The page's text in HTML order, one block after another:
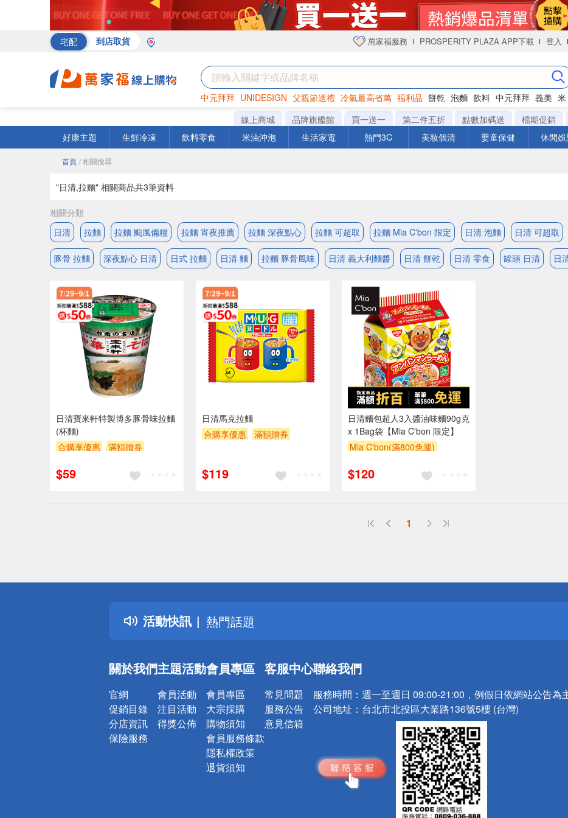
宅配 到店取貨 萬家福服務 PROSPERITY PLAZA APP下載 登入
中元拜拜 UNIDESIGN 父親節送禮 冷氣最高省萬 福利品 餅乾 泡麵 飲料 中元拜拜 義美 米
巧克力 罐頭 衛生紙
線上商城 品牌旗艦館 買一送一 第二件五折 點數加碼送 檔期促銷
好康主題
生鮮冷凍 飲料零食 米油沖泡 生活家電 熱門3C 美妝個清 嬰童保健 休閒娛
首頁 / 相關搜尋
"日清,拉麵" 相關商品共3筆資料
相關分類
日清
拉麵 拉麵 颱風備糧 拉麵 宵夜推薦 拉麵 深夜點心 拉麵 可超取 拉麵 Mia C'bon 限定 日清 泡麵 日清 可超取
豚骨 拉麵 深夜點心 日清 日式 拉麵 日清 麵 拉麵 豚骨風味 日清 義大利麵醬 日清 餅乾 日清 零食 罐頭 日清 日
日清寶來軒特製博多豚骨味拉麵
(杯麵)
合購享優惠
滿額贈券
$59
日清馬克拉麵
合購享優惠
滿額贈券
$119
日清麵包超人3入醬油味麵90g克
x 1Bag袋【Mia C'bon 限定】
Mia C'bon(滿800免運)
$120
1
活動快訊
詐騙網頁！請小心！
得獎公告
熱門話題
銀行優惠
詐騙網頁！請小心！
關於我們
官網
促銷目錄
分店資訊
保險服務
主題活動
會員活動
注目活動
得獎公佈
會員專區
會員專區
大宗採購
購物須知
會員服務條款
隱私權政策
退貨須知
客服中心
常見問題
服務公告
意見信箱
聯絡我們
服務時間： 週一至週日 09:00-21:00，例假日依網站公告為
公司地址： 台北市北投區大業路136號5樓 (台灣)